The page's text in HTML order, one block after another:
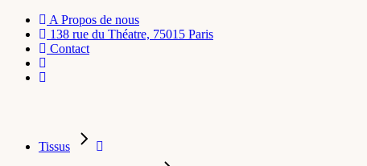
A Propos de nous
138 rue du Théatre, 75015 Paris
Contact
Tissus